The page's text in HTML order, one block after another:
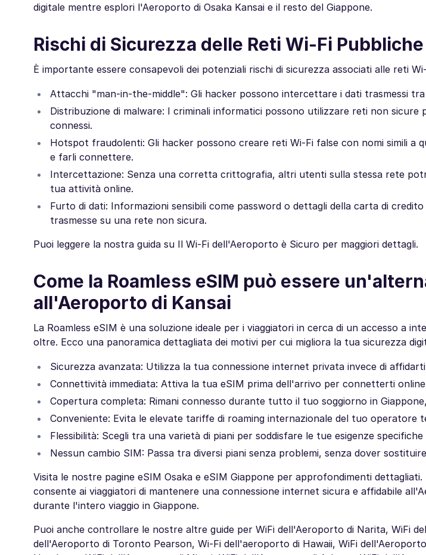
digitale mentre esplori l'Aeroporto di Osaka Kansai e il resto del Giappone.
Rischi di Sicurezza delle Reti Wi-Fi Pubbliche
È importante essere consapevoli dei potenziali rischi di sicurezza associati alle reti
Attacchi "man-in-the-middle": Gli hacker possono intercettare i dati trasmessi
Distribuzione di malware: I criminali informatici possono utilizzare reti non sicure
connessi.
Hotspot fraudolenti: Gli hacker possono creare reti Wi-Fi false con nomi simili a
e farli connettere.
Intercettazione: Senza una corretta crittografia, altri utenti sulla stessa rete
tua attività online.
Furto di dati: Informazioni sensibili come password o dettagli della carta di
trasmesse su una rete non sicura.
Puoi leggere la nostra guida su Il Wi-Fi dell'Aeroporto è Sicuro per maggiori dettagli.
Come la Roamless eSIM può essere
all'Aeroporto di Kansai
La Roamless eSIM è una soluzione ideale per i viaggiatori in cerca di un accesso a
oltre. Ecco una panoramica dettagliata dei motivi per cui migliora la tua sicurezza
Sicurezza avanzata: Utilizza la tua connessione internet privata invece di
Connettività immediata: Attiva la tua eSIM prima dell'arrivo per connetterti
Copertura completa: Rimani connesso durante tutto il tuo soggiorno in
Conveniente: Evita le elevate tariffe di roaming internazionale del tuo operatore
Flessibilità: Scegli tra una varietà di piani per soddisfare le tue esigenze
Nessun cambio SIM: Passa tra diversi piani senza problemi, senza dover
Visita le nostre pagine eSIM Osaka e eSIM Giappone per approfondimenti
consente ai viaggiatori di mantenere una connessione internet sicura e affidabile
durante l'intero viaggio in Giappone.
Puoi anche controllare le nostre altre guide per WiFi dell'Aeroporto di Narita, WiFi
dell'Aeroporto di Toronto Pearson, Wi-Fi dell'aeroporto di Hawaii, WiFi